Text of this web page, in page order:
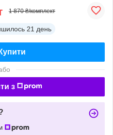
1 870 ₴/комплект
21 день
Купити
з